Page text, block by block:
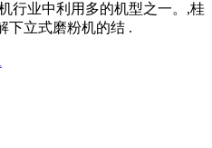
行业中利用多的机型之一。,桂
下立式磨粉机的结 .